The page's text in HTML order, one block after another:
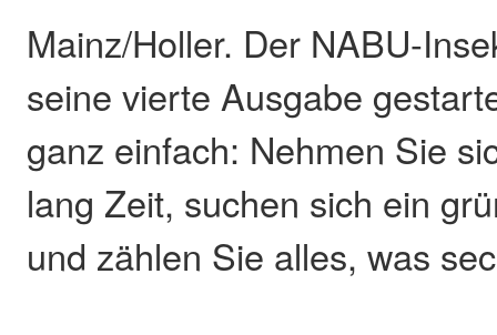
Mainz/Holler. Der NABU-
seine vierte Ausgabe
ganz einfach: Nehmen Sie
lang Zeit, suchen sich ein
und zählen Sie alles, was